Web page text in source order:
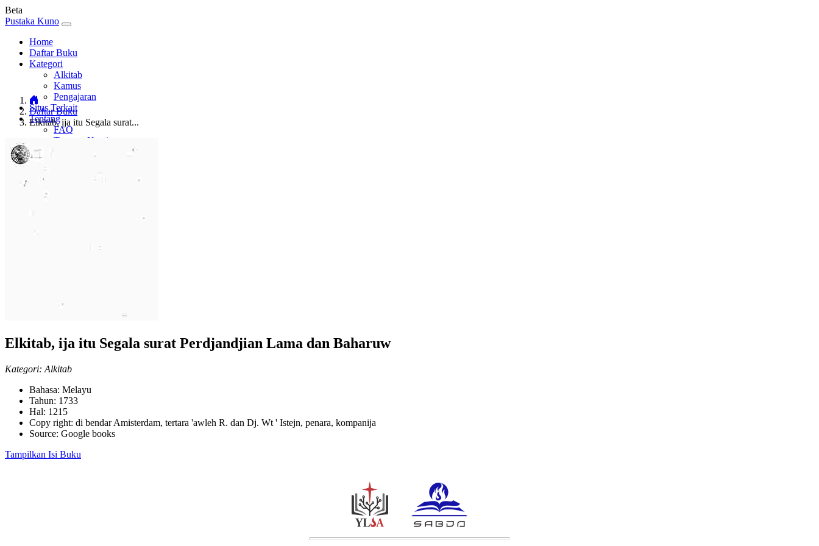
Beta
Pustaka Kuno
Home
Daftar Buku
Kategori
Alkitab
Kamus
Pengajaran
Situs Terkait
Tentang
FAQ
Tentang Kami
Daftar Buku
Elkitab, ija itu Segala surat...
Elkitab, ija itu Segala surat Perdjandjian Lama dan Baharuw
Kategori: Alkitab
Bahasa: Melayu
Tahun: 1733
Hal: 1215
Copy right: di bendar Amisterdam, tertara 'awleh R. dan Dj. Wt ' Istejn, penara, kompanija
Source: Google books
Tampilkan Isi Buku